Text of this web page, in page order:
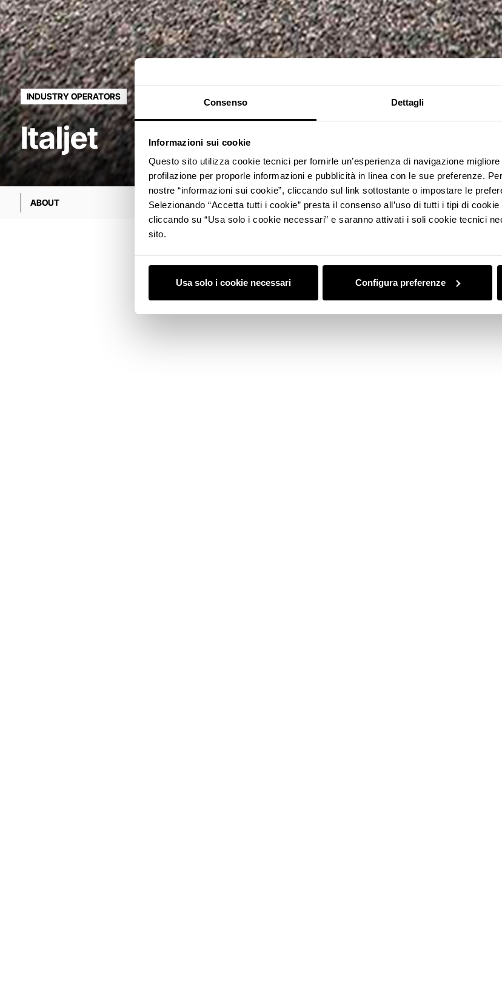
Consenso Dettagli
Informazioni sui cookie
Questo sito utilizza cookie tecnici per fornirle un’esperienza di navigazione
profilazione per proporle informazioni e pubblicità in linea con le sue preferenze.
nostre “informazioni sui cookie”, cliccando sul link sottostante o impostare le
Selezionando “Accetta tutti i cookie” presta il consenso all’uso di tutti i tipi di
cliccando su “Usa solo i cookie necessari” e saranno attivati i soli cookie tecnici
sito.
Usa solo i cookie necessari Configura preferenze
INDUSTRY OPERATORS
Italjet
ABOUT VISIT